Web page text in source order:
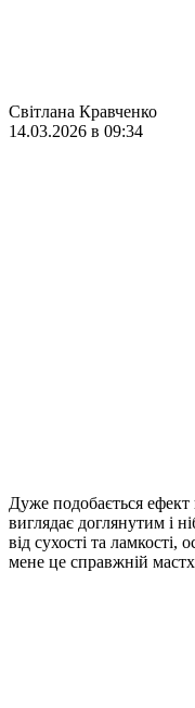
Світлана Кравченко
14.03.2026 в 09:34
Дуже подобається
виглядає доглянутим і
від сухості та
мене це справжній